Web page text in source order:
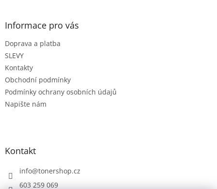
Informace pro vás
Doprava a platba
SLEVY
Kontakty
Obchodní podmínky
Podmínky ochrany osobních údajů
Napište nám
Kontakt
info@tonershop.cz
603 259 069